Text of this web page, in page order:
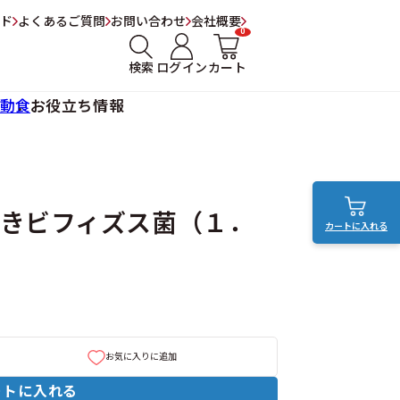
よくあるご質問 お問い合わせ 会社概要
検索 ログインカート
0
食お役立ち情報
カートに入れる
ビフィズス菌（１．
お気に入りに追加
に入れる